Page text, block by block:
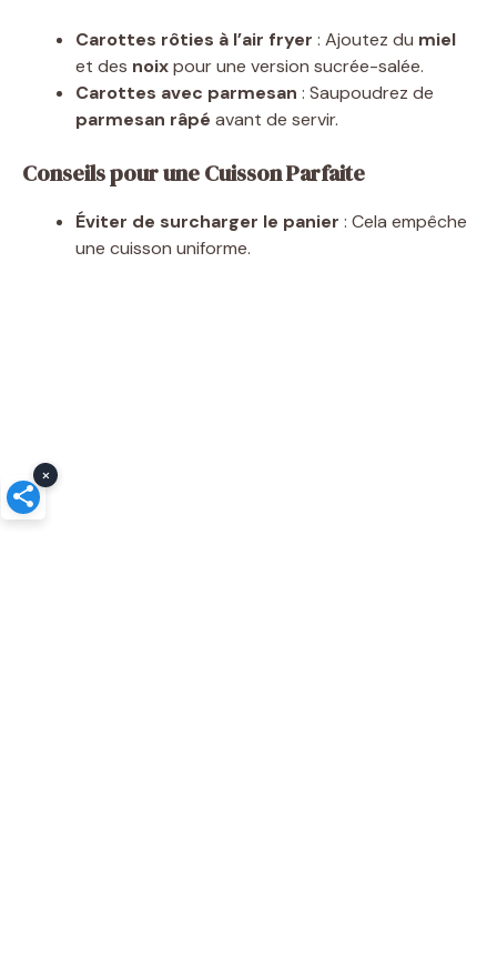
Carottes rôties à l’air fryer : Ajoutez du miel
et des noixpour une version sucrée-salée.
Carottes avec parmesan : Saupoudrez de
parmesan râpé avant de servir.
Conseils pour une Cuisson Parfaite
Éviter de surcharger le panier : Cela empêche
une cuisson uniforme.
×